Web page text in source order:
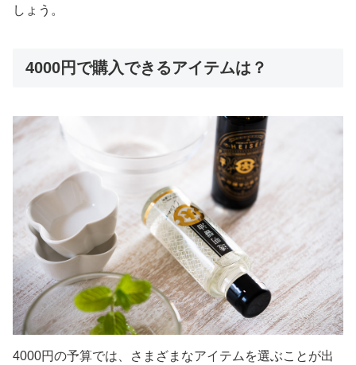
しょう。
4000円で購入できるアイテムは？
4000円の予算では、さまざまなアイテムを選ぶことが出